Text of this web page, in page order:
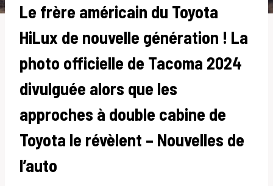
Le frère américain du Toyota
HiLux de nouvelle génération ! La
photo officielle de Tacoma 2024
divulguée alors que les
approches à double cabine de
Toyota le révèlent – Nouvelles de
l’auto